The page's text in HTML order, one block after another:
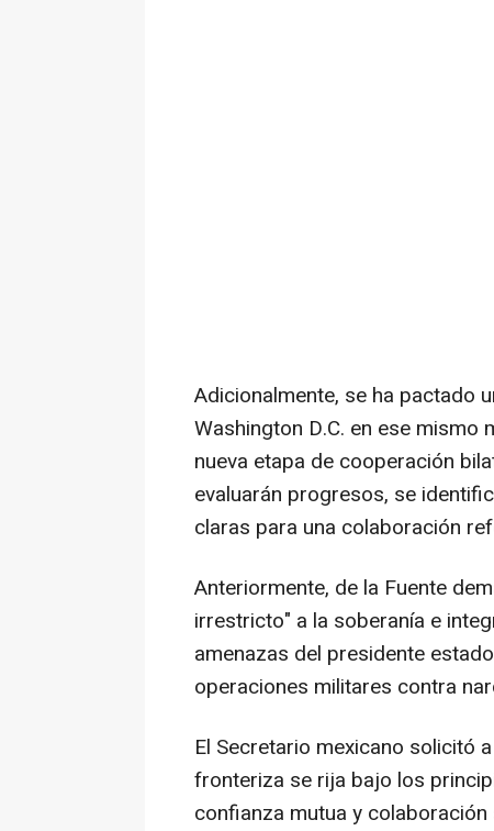
Adicionalmente, se ha pactado
Washington D.C. en ese mismo
nueva etapa de cooperación
evaluarán progresos, se
claras para una colaboración
Anteriormente, de la Fuente
irrestricto" a la soberanía e
amenazas del presidente
operaciones militares contra
El Secretario mexicano solicitó
fronteriza se rija bajo los
confianza mutua y